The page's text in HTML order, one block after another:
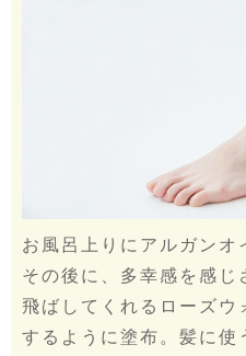
お風呂上りにアルガンオ
その後に、多幸感を感じ
飛ばしてくれるローズウ
するように塗布。髪に使